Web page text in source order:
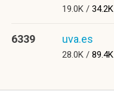
19.0K / 34.2K
6339 uva.es
28.0K / 89.4K